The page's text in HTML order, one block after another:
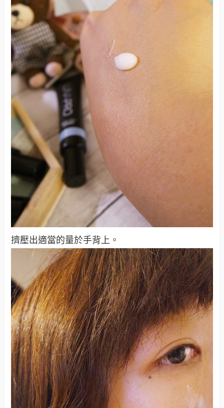
擠壓出適當的量於手背上。